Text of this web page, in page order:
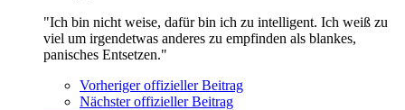
"Ich bin nicht weise, dafür bin ich zu intelligent. Ich weiß zu
viel um irgendetwas anderes zu empfinden als blankes,
panisches Entsetzen."
Vorheriger offizieller Beitrag
Nächster offizieller Beitrag